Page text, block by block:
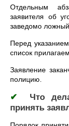
Отдельным
заявителя об
заведомо
Перед
список
Заявление
полицию.
✔ Что
принять